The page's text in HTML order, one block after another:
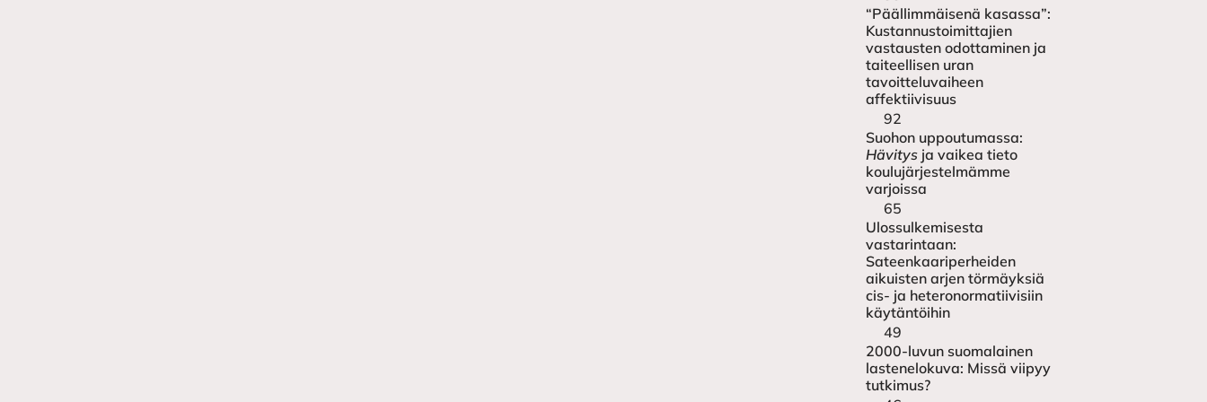
“Päällimmäisenä kasassa”:
Kustannustoimittajien
vastausten odottaminen ja
taiteellisen uran
tavoitteluvaiheen
affektiivisuus
92
Suohon uppoutumassa:
Hävitys ja vaikea tieto
koulujärjestelmämme
varjoissa
65
Ulossulkemisesta
vastarintaan:
Sateenkaariperheiden
aikuisten arjen törmäyksiä
cis- ja heteronormatiivisiin
käytäntöihin
49
2000-luvun suomalainen
lastenelokuva: Missä viipyy
tutkimus?